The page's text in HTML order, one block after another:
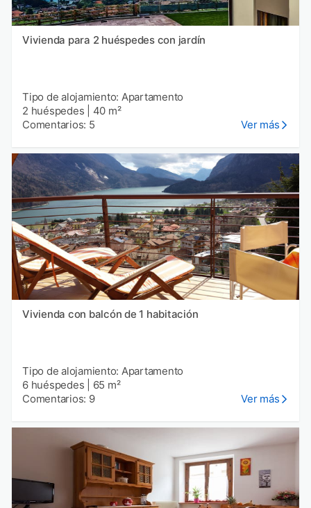
Vivienda para 2 huéspedes con jardín
Tipo de alojamiento: Apartamento
2 huéspedes
40 m²
Comentarios: 5
Ver más
Vivienda con balcón de 1 habitación
Tipo de alojamiento: Apartamento
6 huéspedes
65 m²
Comentarios: 9
Ver más